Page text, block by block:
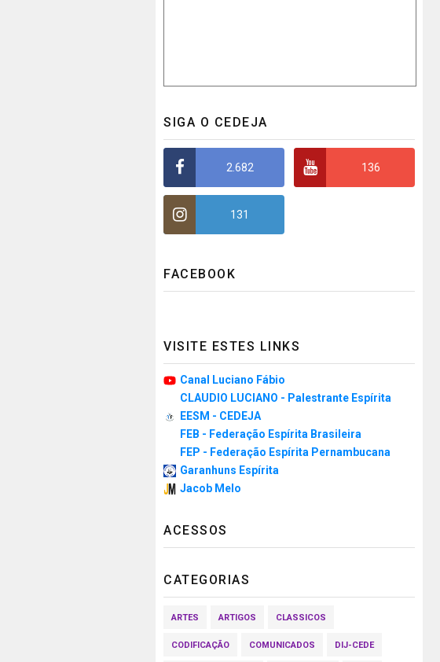
SIGA O CEDEJA
2.682 136
131
FACEBOOK
VISITE ESTES LINKS
Canal Luciano Fábio
CLAUDIO LUCIANO - Palestrante Espírita
EESM - CEDEJA
FEB - Federação Espírita Brasileira
FEP - Federação Espírita Pernambucana
Garanhuns Espírita
Jacob Melo
ACESSOS
CATEGORIAS
ARTES ARTIGOS CLASSICOS
CODIFICAÇÃO COMUNICADOS DIJ-CEDE